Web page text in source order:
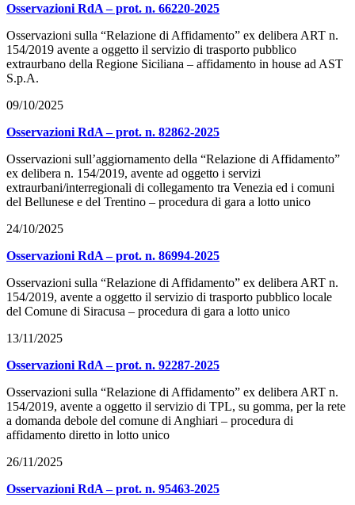
Osservazioni RdA – prot. n. 66220-2025
Osservazioni sulla “Relazione di Affidamento” ex delibera ART n.
154/2019 avente a oggetto il servizio di trasporto pubblico
extraurbano della Regione Siciliana – affidamento in house ad AST
S.p.A.
09/10/2025
Osservazioni RdA – prot. n. 82862-2025
Osservazioni sull’aggiornamento della “Relazione di Affidamento”
ex delibera n. 154/2019, avente ad oggetto i servizi
extraurbani/interregionali di collegamento tra Venezia ed i comuni
del Bellunese e del Trentino – procedura di gara a lotto unico
24/10/2025
Osservazioni RdA – prot. n. 86994-2025
Osservazioni sulla “Relazione di Affidamento” ex delibera ART n.
154/2019, avente a oggetto il servizio di trasporto pubblico locale
del Comune di Siracusa – procedura di gara a lotto unico
13/11/2025
Osservazioni RdA – prot. n. 92287-2025
Osservazioni sulla “Relazione di Affidamento” ex delibera ART n.
154/2019, avente a oggetto il servizio di TPL, su gomma, per la rete
a domanda debole del comune di Anghiari – procedura di
affidamento diretto in lotto unico
26/11/2025
Osservazioni RdA – prot. n. 95463-2025